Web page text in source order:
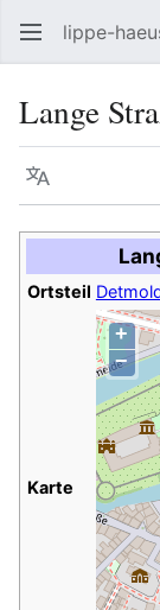
lippe-
Lange
Sprache
Ortsteil
Karte
+
−